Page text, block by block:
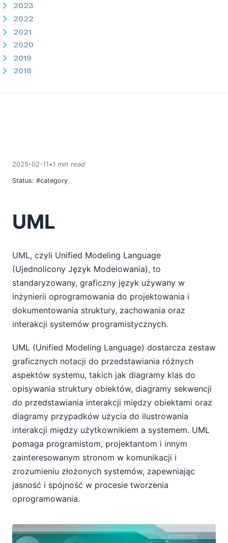
2023
2022
2021
2020
2019
2018
2011
2007
2025-02-11•1 min read
Status: #category
UML
UML, czyli Unified Modeling Language
(Ujednolicony Język Modelowania), to
standaryzowany, graficzny język używany w
inżynierii oprogramowania do projektowania i
dokumentowania struktury, zachowania oraz
interakcji systemów programistycznych.
UML (Unified Modeling Language) dostarcza zestaw
graficznych notacji do przedstawiania różnych
aspektów systemu, takich jak diagramy klas do
opisywania struktury obiektów, diagramy sekwencji
do przedstawiania interakcji między obiektami oraz
diagramy przypadków użycia do ilustrowania
interakcji między użytkownikiem a systemem. UML
pomaga programistom, projektantom i innym
zainteresowanym stronom w komunikacji i
zrozumieniu złożonych systemów, zapewniając
jasność i spójność w procesie tworzenia
oprogramowania.